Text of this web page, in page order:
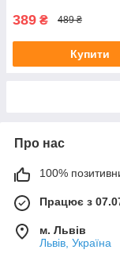
389 ₴ 489 ₴
Купити
Про нас
100%
Працює з
м. Львів
Львів, Україна